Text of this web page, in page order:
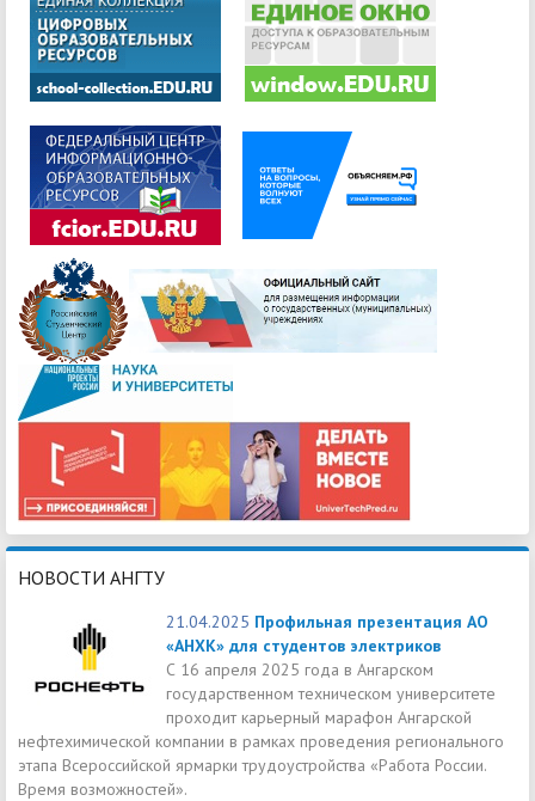
НОВОСТИ АНГТУ
21.04.2025 Профильная презентация АО
«АНХК» для студентов электриков
С 16 апреля 2025 года в Ангарском
государственном техническом университете
проходит карьерный марафон Ангарской
нефтехимической компании в рамках проведения регионального
этапа Всероссийской ярмарки трудоустройства «Работа России.
Время возможностей».